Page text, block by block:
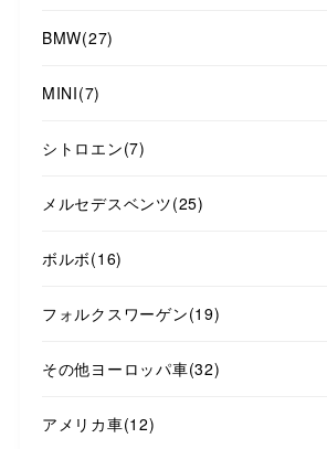
BMW(27)
MINI(7)
シトロエン(7)
メルセデスベンツ(25)
ボルボ(16)
フォルクスワーゲン(19)
その他ヨーロッパ車(32)
アメリカ車(12)